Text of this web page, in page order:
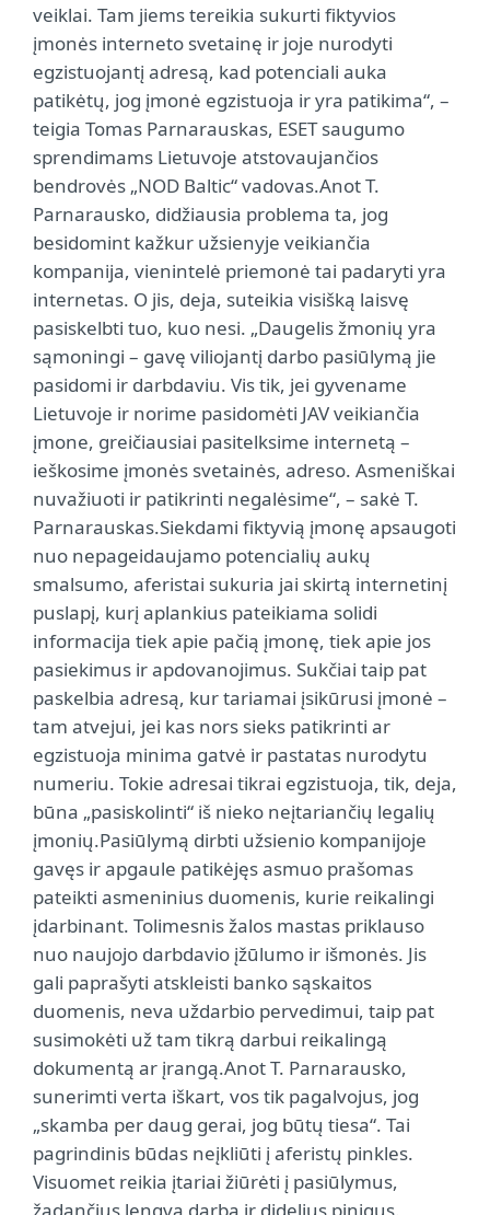
veiklai. Tam jiems tereikia sukurti fiktyvios
įmonės interneto svetainę ir joje nurodyti
egzistuojantį adresą, kad potenciali auka
patikėtų, jog įmonė egzistuoja ir yra patikima“, –
teigia Tomas Parnarauskas, ESET saugumo
sprendimams Lietuvoje atstovaujančios
bendrovės „NOD Baltic“ vadovas.Anot T.
Parnarausko, didžiausia problema ta, jog
besidomint kažkur užsienyje veikiančia
kompanija, vienintelė priemonė tai padaryti yra
internetas. O jis, deja, suteikia visišką laisvę
pasiskelbti tuo, kuo nesi. „Daugelis žmonių yra
sąmoningi – gavę viliojantį darbo pasiūlymą jie
pasidomi ir darbdaviu. Vis tik, jei gyvename
Lietuvoje ir norime pasidomėti JAV veikiančia
įmone, greičiausiai pasitelksime internetą –
ieškosime įmonės svetainės, adreso. Asmeniškai
nuvažiuoti ir patikrinti negalėsime“, – sakė T.
Parnarauskas.Siekdami fiktyvią įmonę apsaugoti
nuo nepageidaujamo potencialių aukų
smalsumo, aferistai sukuria jai skirtą internetinį
puslapį, kurį aplankius pateikiama solidi
informacija tiek apie pačią įmonę, tiek apie jos
pasiekimus ir apdovanojimus. Sukčiai taip pat
paskelbia adresą, kur tariamai įsikūrusi įmonė –
tam atvejui, jei kas nors sieks patikrinti ar
egzistuoja minima gatvė ir pastatas nurodytu
numeriu. Tokie adresai tikrai egzistuoja, tik, deja,
būna „pasiskolinti“ iš nieko neįtariančių legalių
įmonių.Pasiūlymą dirbti užsienio kompanijoje
gavęs ir apgaule patikėjęs asmuo prašomas
pateikti asmeninius duomenis, kurie reikalingi
įdarbinant. Tolimesnis žalos mastas priklauso
nuo naujojo darbdavio įžūlumo ir išmonės. Jis
gali paprašyti atskleisti banko sąskaitos
duomenis, neva uždarbio pervedimui, taip pat
susimokėti už tam tikrą darbui reikalingą
dokumentą ar įrangą.Anot T. Parnarausko,
sunerimti verta iškart, vos tik pagalvojus, jog
„skamba per daug gerai, jog būtų tiesa“. Tai
pagrindinis būdas neįkliūti į aferistų pinkles.
Visuomet reikia įtariai žiūrėti į pasiūlymus,